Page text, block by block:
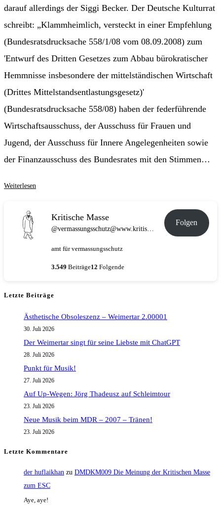
darauf allerdings der Siggi Becker. Der Deutsche Kulturrat
schreibt: „Klammheimlich, versteckt in einer Empfehlung
(Bundesratsdrucksache 558/1/08 vom 08.09.2008) zum
'Entwurf des Dritten Gesetzes zum Abbau bürokratischer
Hemmnisse insbesondere der mittelständischen Wirtschaft
(Drittes Mittelstandsentlastungsgesetz)'
(Bundesratsdrucksache 558/08) haben der federführende
Wirtschaftsausschuss, der Ausschuss für Frauen und
Jugend, der Ausschuss für Innere Angelegenheiten sowie
der Finanzausschuss des Bundesrates mit den Stimmen…
Weiterlesen
[2008]
Kritische Masse
@vermassungsschutz@www.kritische-masse.de
Folgen
amt für vermassungsschutz
3.549 Beiträge12 Folgende
Letzte Beiträge
Ästhetische Obsoleszenz – Weimertar 2.00001
30. Juli 2026
Der Weimertar singt für seine Liebste mit ChatGPT
28. Juli 2026
Punkt für Musik!
27. Juli 2026
Auf Up-Wegen: Jörg Thadeusz auf Schleimtour
23. Juli 2026
Neue Musik beim MDR – 2007 – Tränen!
23. Juli 2026
Letzte Kommentare
der huflaikhan zu DMDKM009 Die Meinung der Kritischen Masse
zum ESC
Aye, aye!